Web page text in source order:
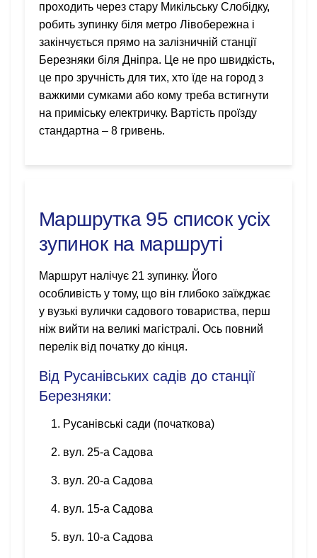
проходить через стару Микільську Слобідку,
робить зупинку біля метро Лівобережна і
закінчується прямо на залізничній станції
Березняки біля Дніпра. Це не про швидкість,
це про зручність для тих, хто їде на город з
важкими сумками або кому треба встигнути
на приміську електричку. Вартість проїзду
стандартна – 8 гривень.
Маршрутка 95 список усіх
зупинок на маршруті
Маршрут налічує 21 зупинку. Його
особливість у тому, що він глибоко заїжджає
у вузькі вулички садового товариства, перш
ніж вийти на великі магістралі. Ось повний
перелік від початку до кінця.
Від Русанівських садів до станції
Березняки:
Русанівські сади (початкова)
вул. 25-а Садова
вул. 20-а Садова
вул. 15-а Садова
вул. 10-а Садова